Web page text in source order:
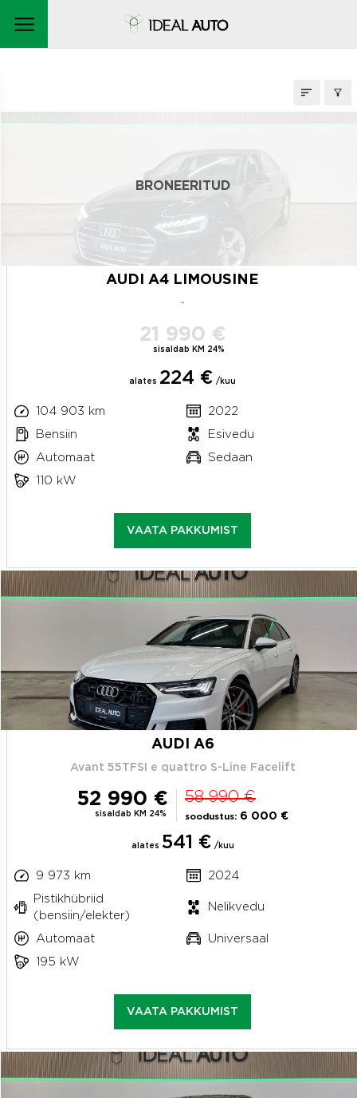
broneeritud
BRONEERITUD
AUDI A4 LIMOUSINE
-
21 990 €
sisaldab KM 24%
alates 224 € /kuu
104 903 km
2022
Bensiin
Esivedu
Automaat
Sedaan
110 kW
VAATA PAKKUMIST
AUDI A6
Avant 55TFSI e quattro S-Line Facelift
52 990 €
sisaldab KM 24%
58 990 €
soodustus: 6 000 €
alates 541 € /kuu
9 973 km
2024
Pistikhübriid
(bensiin/elekter)
Nelikvedu
Automaat
Universaal
195 kW
VAATA PAKKUMIST